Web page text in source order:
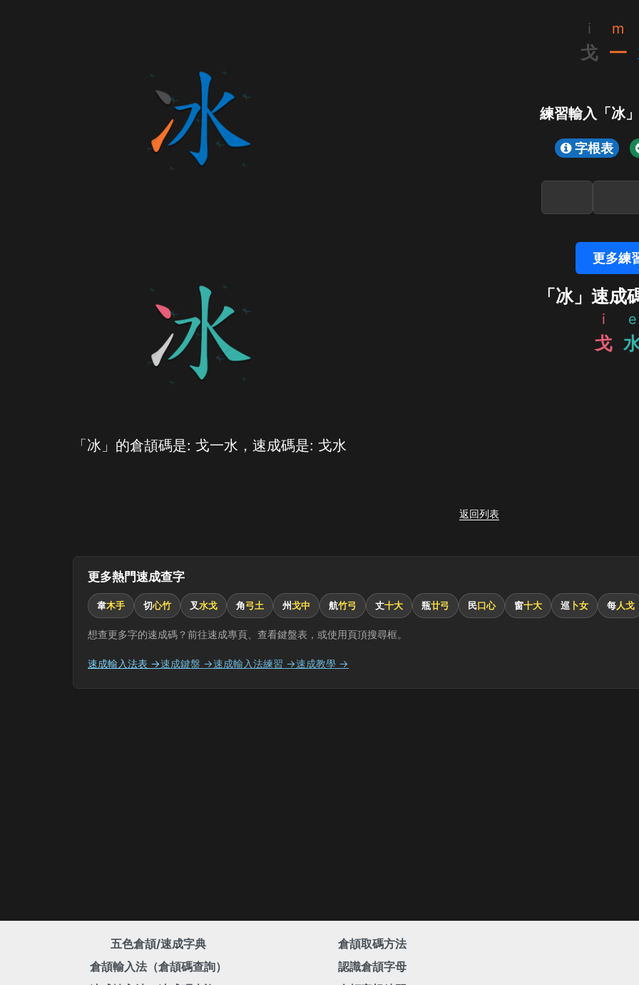
i
戈
m
一
練習輸入「冰
字根表
更多練
「冰」速成
i
戈
e
「冰」的倉頡碼是: 戈一水，速成碼是: 戈水
返回列表
更多熱門速成查字
韋木手 切心竹 叉水戈 角弓土 州戈中 航竹弓 丈十大 瓶廿弓 民口心 窗十大 巡 卜女 每人戈
想查更多字的速成碼？前往速成專頁、查看鍵盤表，或使用頁頂搜尋框。
速成輸入法表 →速成鍵盤 →速成輸入法練習 →速成教學 →
五色倉頡/速成字典
倉頡輸入法（倉頡碼查詢）
倉頡取碼方法
認識倉頡字母